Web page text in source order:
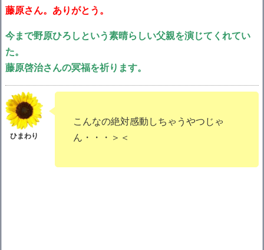
藤原さん。ありがとう。
今まで野原ひろしという素晴らしい父親を演じてくれてい
た。
藤原啓治さんの冥福を祈ります。
こんなの絶対感動しちゃうやつじゃ
ん・・・＞＜